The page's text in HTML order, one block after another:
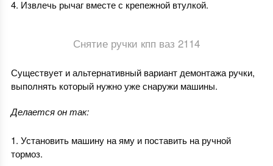
Извлечь рычаг вместе с крепежной втулкой.
Снятие ручки кпп ваз 2114
Существует и альтернативный вариант демонтажа ручки,
выполнять который нужно уже снаружи машины.
Делается он так:
Установить машину на яму и поставить на ручной
тормоз.